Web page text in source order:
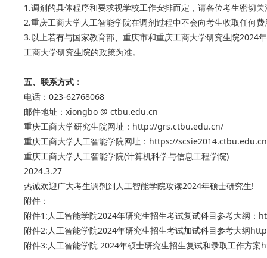
1.调剂的具体程序和要求视学校工作安排而定，请各位考生密切
2.重庆工商大学人工智能学院在调剂过程中不会向考生收取任何
3.以上若有与国家教育部、重庆市和重庆工商大学研究生院2024
工商大学研究生院的政策为准。
五、联系方式：
电话：023-62768068
邮件地址：xiongbo @ ctbu.edu.cn
重庆工商大学研究生院网址：http://grs.ctbu.edu.cn/
重庆工商大学人工智能学院网址：https://
重庆工商大学人工智能学院(计算机科学与信息工程学院)
2024.3.27
热诚欢迎广大考生调剂到人工智能学院攻读2024年硕士研究生!
附件：
附件1:人工智能学院2024年研究生招生考试复试科目参考大纲
附件2:人工智能学院2024年研究生招生考试加试科目参考大纲
附件3:人工智能学院 2024年硕士研究生招生复试和录取工作